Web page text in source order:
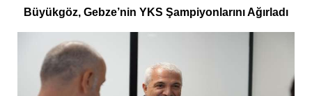
Büyükgöz, Gebze’nin YKS Şampiyonlarını Ağırladı